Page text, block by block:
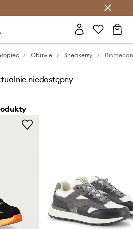
z Answear Club >
Obuwie Sneakersy
niedostępny